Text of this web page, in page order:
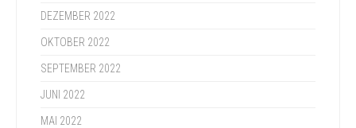
DEZEMBER 2022
OKTOBER 2022
SEPTEMBER 2022
JUNI 2022
MAI 2022